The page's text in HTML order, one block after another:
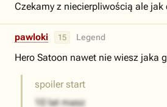
Czekamy z niecierpliwością ale
pawloki 15 Legend
Hero Satoon nawet nie wiesz jaka
spoiler start
10 lat masz